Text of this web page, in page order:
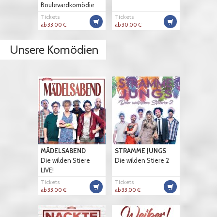
Boulevardkomödie
Tickets
ab 33,00 €
Tickets
ab 30,00 €
Unsere Komödien
MÄDELSABEND
Die wilden Stiere
LIVE!
Tickets
ab 33,00 €
STRAMME JUNGS
Die wilden Stiere 2
Tickets
ab 33,00 €